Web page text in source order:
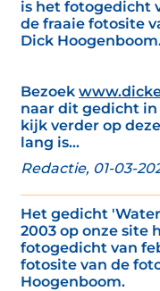
is het fotogedicht
de fraaie fotosite
Dick
Bezoek
naar dit gedicht in
kijk verder op
lang is...
Redactie, 01-03-
Het gedicht
2003 op onze site
fotogedicht van
fotosite van de
Hoogenboom.